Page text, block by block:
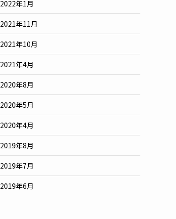
2022年1月
2021年11月
2021年10月
2021年4月
2020年8月
2020年5月
2020年4月
2019年8月
2019年7月
2019年6月